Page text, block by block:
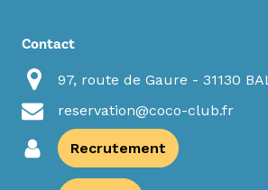
Contact
97, route de Gaure - 31130
reservation@coco-club.fr
Recrutement